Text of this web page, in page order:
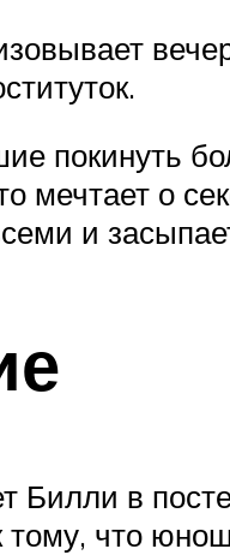
покинуть
мечтает о
и
Билли в
что